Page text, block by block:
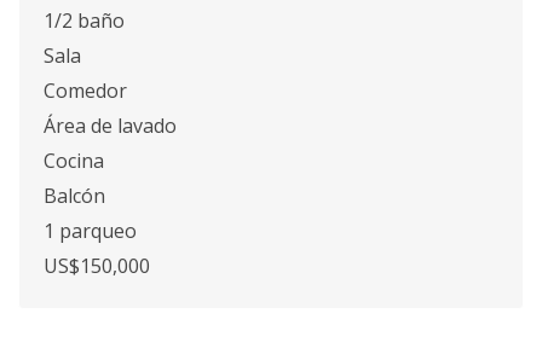
1/2 baño
Sala
Comedor
Área de lavado
Cocina
Balcón
1 parqueo
US$150,000